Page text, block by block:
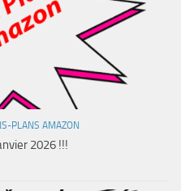
PLANS AMAZON
2026 !!!